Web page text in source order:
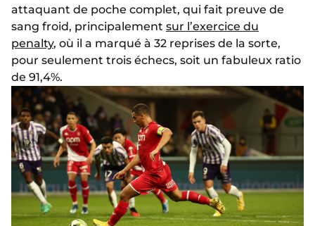
attaquant de poche complet, qui fait preuve de
sang froid, principalement sur l’exercice du
penalty, où il a marqué à 32 reprises de la sorte,
pour seulement trois échecs, soit un fabuleux ratio
de 91,4%.